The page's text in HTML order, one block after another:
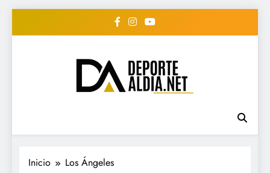
• DEPORTE AL DIA •
"Periodico Deportivo
Digital"
#deportealdiard #deportealdiaperiodico
Inicio Los Ángeles